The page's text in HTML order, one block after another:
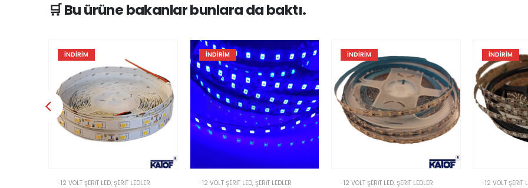
🛒 Bu ürüne bakanlar bunlara da baktı.
İNDIRIM
-12 VOLT ŞERIT LED, ŞERIT LEDLER
İNDIRIM
-12 VOLT ŞERIT LED, ŞERIT LEDLER
İNDIRIM
-12 VOLT ŞERIT LED, ŞERIT LEDLER
İNDIRIM
-12 VOLT ŞERIT